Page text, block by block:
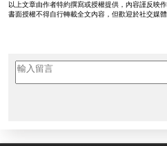
以上文章由作者特約撰寫或授權提供，內容謹反映
書面授權不得自行轉載全文內容，但歡迎於社交媒體